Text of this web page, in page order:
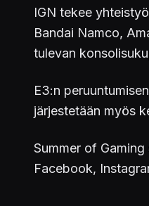
IGN tekee
Bandai Namco,
tulevan
E3:n
järjestetään myös
Summer of
Facebook,